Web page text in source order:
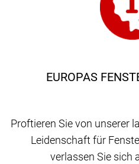
EUROPAS
Proftieren Sie von unserer
Leidenschaft für
verlassen Sie sich